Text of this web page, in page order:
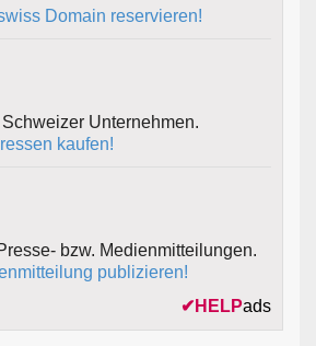
Domain reservieren!
Unternehmen.
kaufen!
bzw. Medienmitteilungen.
publizieren!
✔ HELPads